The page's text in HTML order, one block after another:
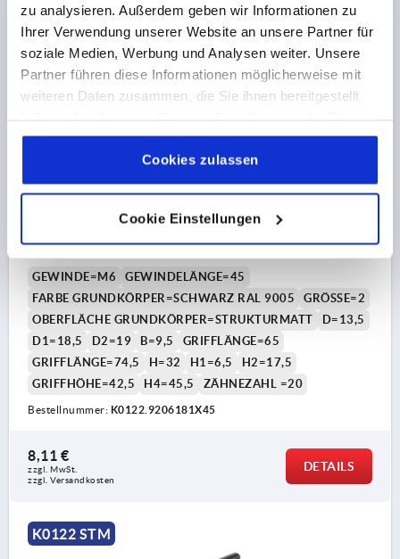
zu analysieren. Außerdem geben wir Informationen zu
Ihrer Verwendung unserer Website an unsere Partner für
soziale Medien, Werbung und Analysen weiter. Unsere
Partner führen diese Informationen möglicherweise mit
weiteren Daten zusammen, die Sie ihnen bereitgestellt
gesammelt haben.Cookie Richtlinien
Datenschutz|AGB
Cookies zulassen
Cookie Einstellungen
zzgl. Versandkosten
K0122 STM
SCHWARZ RAL9005 STRUKTURMATT, KOMP:STAHL
BRÜNIERT
GEWINDE=M6
GEWINDELÄNGE=45
FARBE GRUNDKÖRPER=SCHWARZ RAL 9005
GRÖSSE=2
OBERFLÄCHE GRUNDKÖRPER=STRUKTURMATT
D=13,5
D1=18,5
D2=19 B=9,5
GRIFFLÄNGE=65
GRIFFLÄNGE=74,5
H=32 H1=6,5
H2=17,5
GRIFFHÖHE=42,5
H4=45,5 ZÄHNEZAHL =20
Bestellnummer: K0122.9206181X45
8,11 €
zzgl. MwSt.
zzgl. Versandkosten
DETAILS
K0122 STM